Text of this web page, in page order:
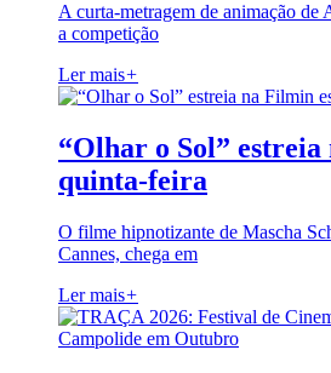
A curta-metragem de animação de
a competição
Ler mais+
“Olhar o Sol”
quinta-feira
O filme hipnotizante de Mascha
Cannes, chega em
Ler mais+